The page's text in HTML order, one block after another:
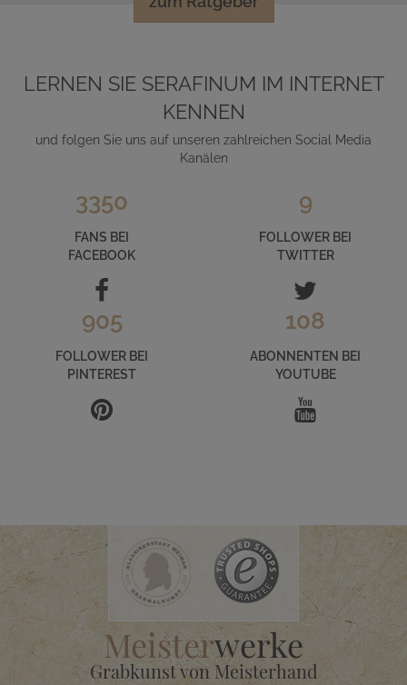
LERNEN SIE SERAFINUM IM INTERNET
KENNEN
und folgen Sie uns auf unseren zahlreichen Social Media
Kanälen
3350
FANS BEI
FACEBOOK
9
FOLLOWER BEI
TWITTER
905
FOLLOWER BEI
PINTEREST
108
ABONNENTEN BEI
YOUTUBE
Meisterwerke
Grabkunst von Meisterhand